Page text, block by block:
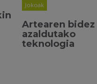
Jokoak
Artearen bidez
azaldutako
teknologia